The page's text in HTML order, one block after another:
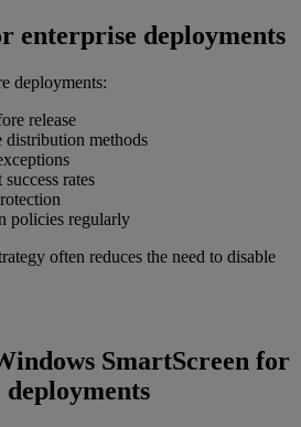
enterprise deployments
deployments:
release
distribution methods
rates
policies regularly
often reduces the need to disable
SmartScreen for